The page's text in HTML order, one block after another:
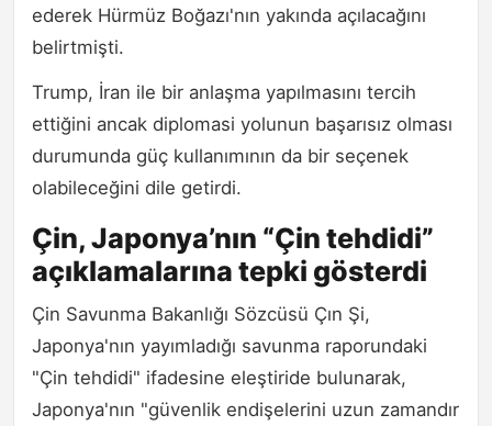
ederek Hürmüz Boğazı'nın yakında açılacağını
belirtmişti.
Trump, İran ile bir anlaşma yapılmasını tercih
ettiğini ancak diplomasi yolunun başarısız olması
durumunda güç kullanımının da bir seçenek
olabileceğini dile getirdi.
Çin, Japonya’nın “Çin tehdidi”
açıklamalarına tepki gösterdi
Çin Savunma Bakanlığı Sözcüsü Çın Şi,
Japonya'nın yayımladığı savunma raporundaki
"Çin tehdidi" ifadesine eleştiride bulunarak,
Japonya'nın "güvenlik endişelerini uzun zamandır